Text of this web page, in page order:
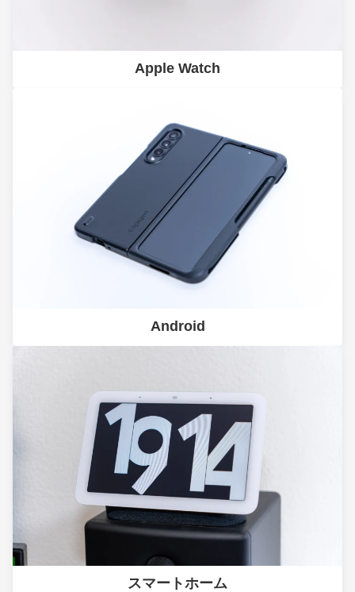
Apple Watch
Android
スマートホーム